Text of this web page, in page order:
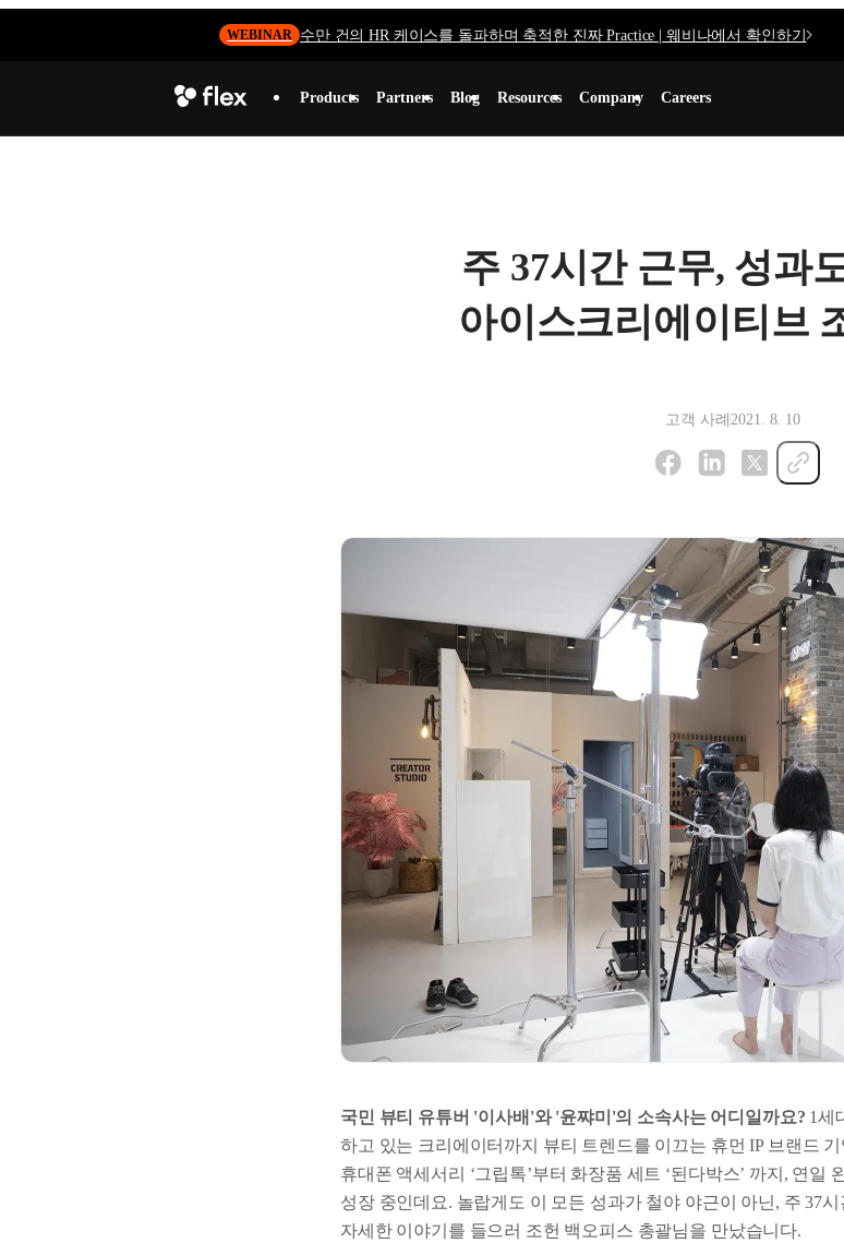
WEBINAR 수만 건의 HR 케이스를 돌파하며 축적한 진짜 Practice | 웨비나에서 확인하기
Products Partners Blog Resources Company Careers
주 37시간 근무, 성과
아이스크리에이티브
고객 사례 2021. 8. 10
국민 뷰티 유튜버 '이사배'와 '윤쨔미'의 소속사는 어디일까요? 1세
하고 있는 크리에이터까지 뷰티 트렌드를 이끄는 휴먼 IP 브랜드
휴대폰 액세서리 ‘그립톡’부터 화장품 세트 ‘된다박스’ 까지, 연일
성장 중인데요. 놀랍게도 이 모든 성과가 철야 야근이 아닌, 주 37
자세한 이야기를 들으러 조헌 백오피스 총괄님을 만났습니다.